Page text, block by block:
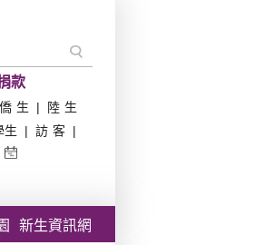
款
僑 生 |
陸 生
生 | 訪 客 |
新生資訊網